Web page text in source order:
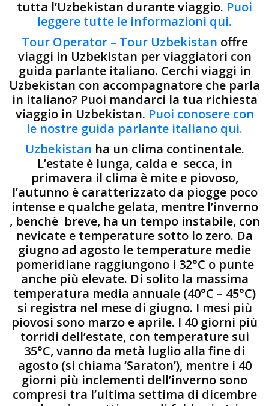
tutta l’Uzbekistan durante viaggio. Puoi
leggere tutte le informazioni qui.
Tour Operator – Tour Uzbekistan offre
viaggi in Uzbekistan per viaggiatori con
guida parlante italiano. Cerchi viaggi in
Uzbekistan con accompagnatore che parla
in italiano? Puoi mandarci la tua richiesta
viaggio in Uzbekistan. Puoi conosere con
le nostre guida parlante italiano qui.
Uzbekistan ha un clima continentale.
L’estate è lunga, calda e secca, in
primavera il clima è mite e piovoso,
l’autunno è caratterizzato da piogge poco
intense e qualche gelata, mentre l’inverno
, benchè breve, ha un tempo instabile, con
nevicate e temperature sotto lo zero. Da
giugno ad agosto le temperature medie
pomeridiane raggiungono i 32°C o punte
anche più elevate. Di solito la massima
temperatura media annuale (40°C – 45°C)
si registra nel mese di giugno. I mesi più
piovosi sono marzo e aprile. I 40 giorni più
torridi dell’estate, con temperature sui
35°C, vanno da metà luglio alla fine di
agosto (si chiama ‘Saraton’), mentre i 40
giorni più inclementi dell’inverno sono
compresi tra l’ultima settima di dicembre